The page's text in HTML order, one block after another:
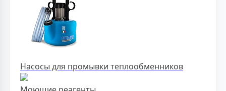
Насосы для промывки теплообменников